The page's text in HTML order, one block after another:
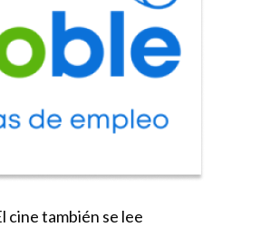
cine también se lee